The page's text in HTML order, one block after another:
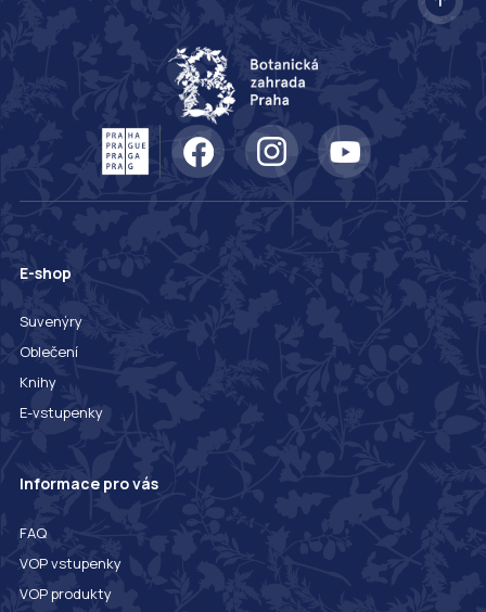
E-shop
Suvenýry
Oblečení
Knihy
E-vstupenky
Informace pro vás
FAQ
VOP vstupenky
VOP produkty